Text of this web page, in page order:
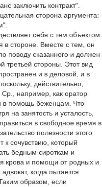
заключить контракт".
сторона аргумента:
себя с тем объектом
в стороне. Вместе с тем, он
поводу сказанного и должен
третьей стороны. Этот вид
и в деловой, и в
действительно,
например, как оратор
в помощь беженцам. Что
на занятость и усталость,
в свободное время в
полезности этого
к сочувствию, который
бедным сироткам и
крова и помощи от родных и
когда пытается
образом, если